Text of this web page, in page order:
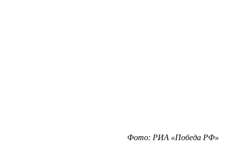
Фото: РИА «Победа РФ»